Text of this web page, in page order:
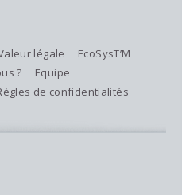
légale
EcoSysT’M
?
Equipe
de confidentialités